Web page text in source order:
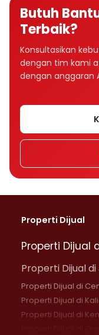
Butuh
Terbaik?
Konsultasikan
dengan tim kami
dengan anggaran
Properti Dijual
Properti Dijual
Properti Dijual
Properti Dijual di
Properti Dijual di
Properti Dijual di